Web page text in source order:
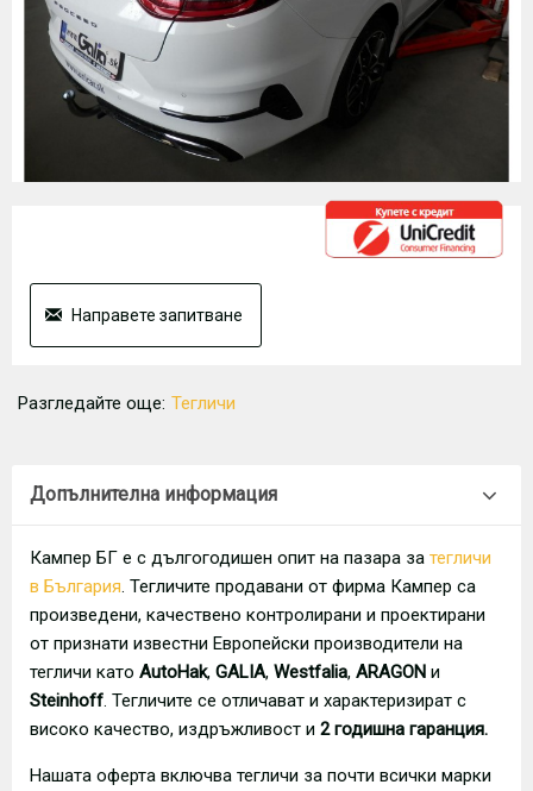
Направете запитване
Разгледайте още: Тегличи
Допълнителна информация
Кампер БГ е с дългогодишен опит на пазара за тегличи
в България. Тегличите продавани от фирма Кампер са
произведени, качествено контролирани и проектирани
от признати известни Европейски производители на
тегличи като AutoHak, GALIA, Westfalia, ARAGON и
Steinhoff. Тегличите се отличават и характеризират с
високо качество, издръжливост и 2 годишна гаранция.
Нашата оферта включва тегличи за почти всички марки